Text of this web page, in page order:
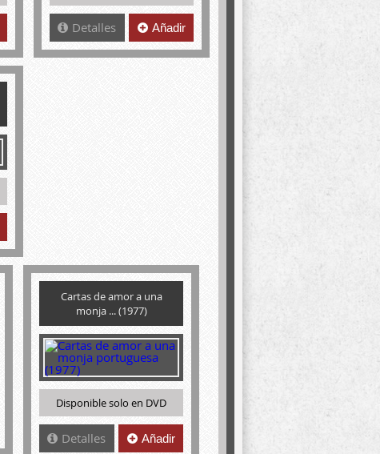
Detalles Añadir
Cartas de amor a una
monja ... (1977)
Disponible solo en DVD
Detalles Añadir